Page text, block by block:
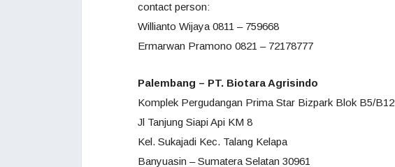
contact person:
Willianto Wijaya 0811 – 759668
Ermarwan Pramono 0821 – 72178777
Palembang – PT. Biotara Agrisindo
Komplek Pergudangan Prima Star Bizpark Blok B5/B12
Jl Tanjung Siapi Api KM 8
Kel. Sukajadi Kec. Talang Kelapa
Banyuasin – Sumatera Selatan 30961